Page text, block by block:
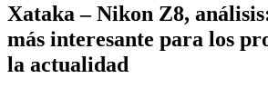
Xataka – Nikon Z8,
más interesante para los
la actualidad